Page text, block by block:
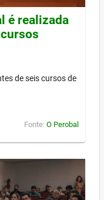
é realizada
de seis cursos de
Fonte: O Perobal